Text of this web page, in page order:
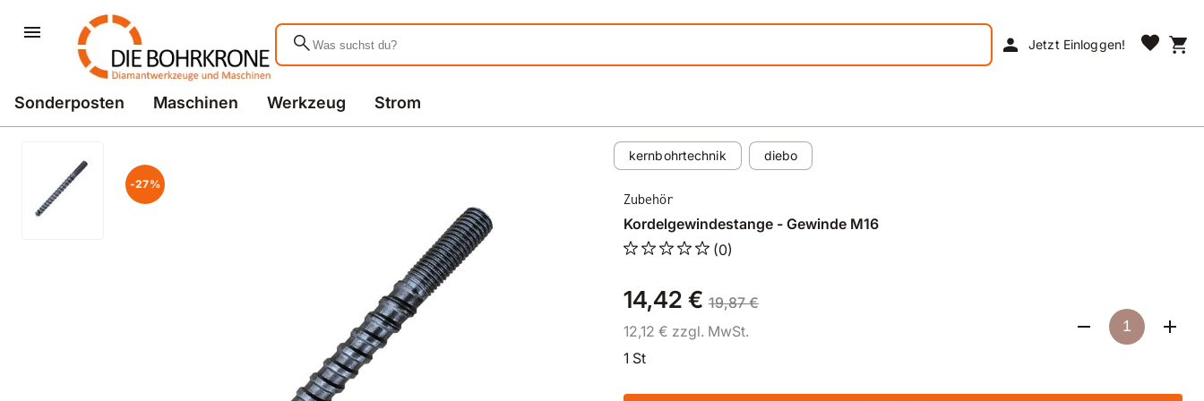
search person Jetzt Einloggen! favorite shopping_cart
Sonderposten Maschinen Werkzeug Strom
-27%
kernbohrtechnik diebo
Zubehör
Kordelgewindestange - Gewinde M16
(0)
14,42 € 19,87 €
12,12 € zzgl. MwSt.
1 St